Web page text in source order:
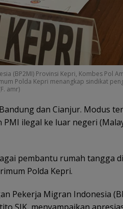
(BP2MI) Provinsi Kepri, Kombes Pol
Polda Kepri menangkap sindikat
amr)
dan Cianjur. Modus
ilegal ke luar negeri
pembantu rumah tangga
Polda Kepri.
Pekerja Migran Indonesia
Perkuat Sinergi
dengan DPRD dan